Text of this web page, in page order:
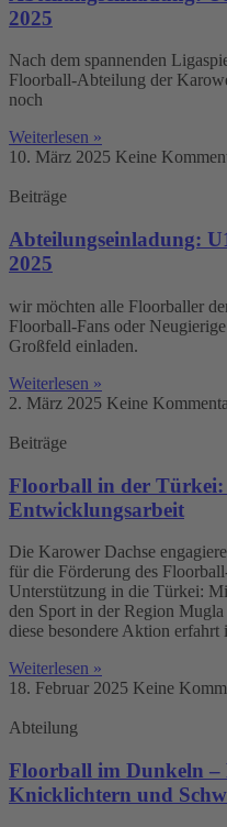
2025
Nach dem spannenden
Floorball-Abteilung der
noch
Weiterlesen »
10. März 2025 Keine
Beiträge
Abteilungseinladung:
2025
wir möchten alle Floorballer
Floorball-Fans oder
Großfeld einladen.
Weiterlesen »
2. März 2025 Keine
Beiträge
Floorball in der Türkei:
Entwicklungsarbeit
Die Karower Dachse
für die Förderung des
Unterstützung in die Türkei:
den Sport in der Region
diese besondere Aktion
Weiterlesen »
18. Februar 2025 Keine
Abteilung
Floorball im Dunkeln
Knicklichtern und